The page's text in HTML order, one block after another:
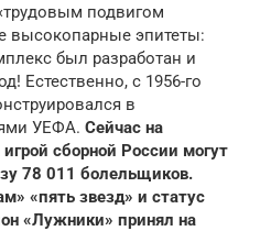
подвигом
высокопарные эпитеты:
был разработан и
Естественно, с 1956-го
в
УЕФА. Сейчас на
сборной России могут
78 011 болельщиков.
«пять звезд» и статус
«Лужники» принял на